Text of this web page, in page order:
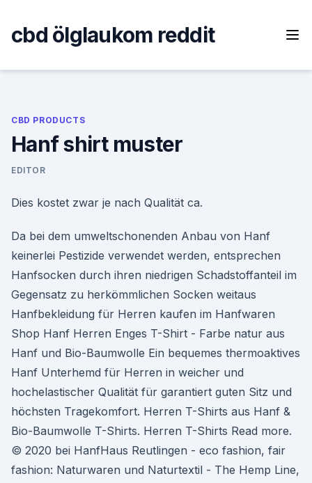
content
cbd ölglaukom reddit
CBD PRODUCTS
Hanf shirt muster
EDITOR
Dies kostet zwar je nach Qualität ca.
Da bei dem umweltschonenden Anbau von Hanf
keinerlei Pestizide verwendet werden, entsprechen
Hanfsocken durch ihren niedrigen Schadstoffanteil im
Gegensatz zu herkömmlichen Socken weitaus
Hanfbekleidung für Herren kaufen im Hanfwaren
Shop Hanf Herren Enges T-Shirt - Farbe natur aus
Hanf und Bio-Baumwolle Ein bequemes thermoaktives
Hanf Unterhemd für Herren in weicher und
hochelastischer Qualität für garantiert guten Sitz und
höchsten Tragekomfort. Herren T-Shirts aus Hanf &
Bio-Baumwolle T-Shirts. Herren T-Shirts Read more.
© 2020 bei HanfHaus Reutlingen - eco fashion, fair
fashion: Naturwaren und Naturtextil - The Hemp Line,